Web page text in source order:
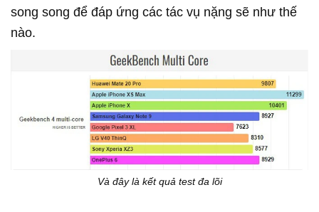
song song để đáp ứng các tác vụ nặng sẽ như thế
nào.
Và đây là kết quả test đa lõi